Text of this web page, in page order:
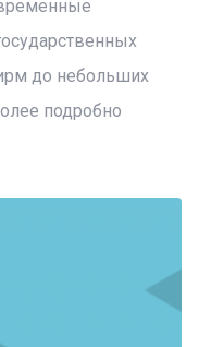
до небольших
подробно